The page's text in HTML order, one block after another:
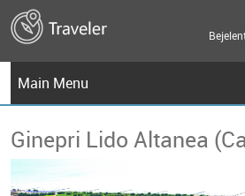
Main Menu
Ginepri Lido Altanea